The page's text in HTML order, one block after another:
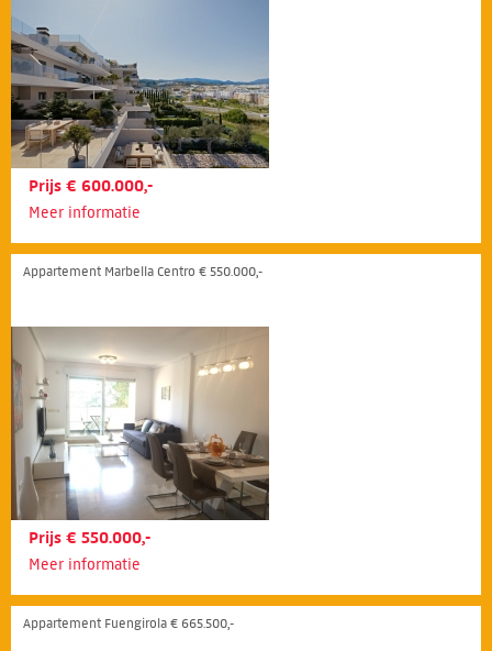
Prijs € 600.000,-
Meer informatie
Appartement Marbella Centro € 550.000,-
Prijs € 550.000,-
Meer informatie
Appartement Fuengirola € 665.500,-